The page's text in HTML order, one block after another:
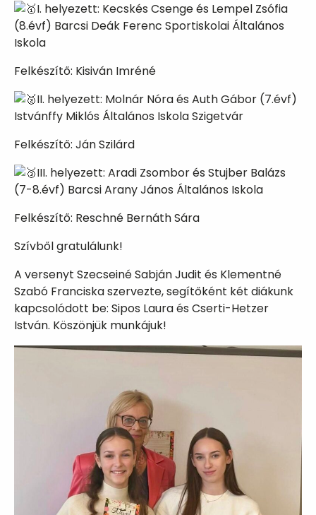
I. helyezett: Kecskés Csenge és Lempel Zsófia
(8.évf) Barcsi Deák Ferenc Sportiskolai Általános
Iskola
​Felkészítő: Kisiván Imréné
II. helyezett: Molnár Nóra és Auth Gábor (7.évf) ​
Istvánffy Miklós Általános Iskola Szigetvár
​Felkészítő: Ján Szilárd
III. helyezett: Aradi Zsombor és Stujber Balázs
(7-8.évf) Barcsi Arany János Általános Iskola
​Felkészítő: Reschné Bernáth Sára
Szívből gratulálunk!
A versenyt Szecseiné Sabján Judit és Klementné
Szabó Franciska szervezte, segítőként két diákunk
kapcsolódott be: Sipos Laura és Cserti-Hetzer
István. Köszönjük munkájuk!